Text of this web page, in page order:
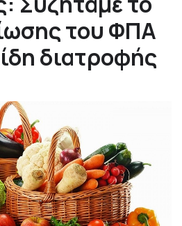
του ΦΠΑ
διατροφής